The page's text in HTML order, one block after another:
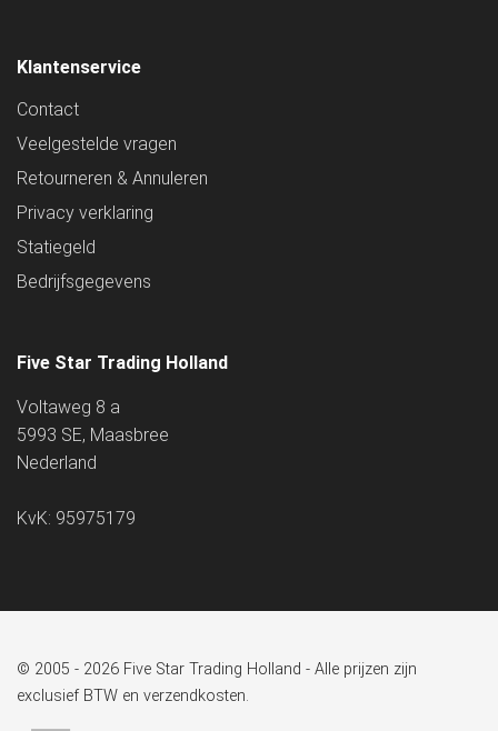
Klantenservice
Contact
Veelgestelde vragen
Retourneren & Annuleren
Privacy verklaring
Statiegeld
Bedrijfsgegevens
Five Star Trading Holland
Voltaweg 8 a
5993 SE, Maasbree
Nederland
KvK: 95975179
© 2005 - 2026 Five Star Trading Holland - Alle prijzen zijn
exclusief BTW en verzendkosten.